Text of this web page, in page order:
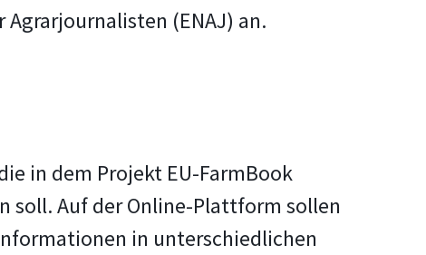
(ENAJ) an.
in dem Projekt EU-FarmBook
soll. Auf der Online-Plattform sollen
in unterschiedlichen